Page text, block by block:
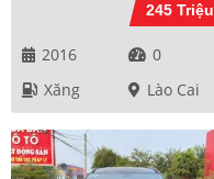
245 Triệu
2016
0
Xăng
Lào Cai